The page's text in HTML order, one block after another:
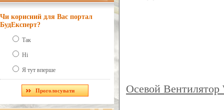
Чи корисний для Вас портал
БудЕксперт?
Так
Ні
Я тут вперше
Осевой Вентилятор